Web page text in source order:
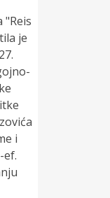
"Reis
je
i
ef.